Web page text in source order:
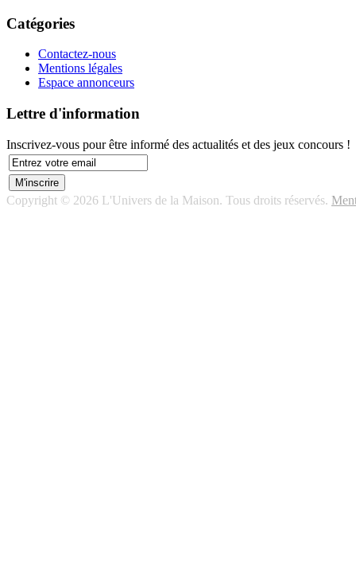
Catégories
Contactez-nous
Mentions légales
Espace annonceurs
Lettre d'information
Inscrivez-vous pour être informé des actualités et des jeux concours !
Copyright © 2026 L'Univers de la Maison. Tous droits réservés.